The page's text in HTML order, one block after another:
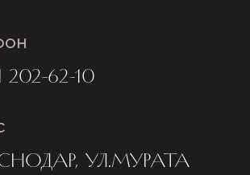
202-62-10
УЛ.МУРАТА